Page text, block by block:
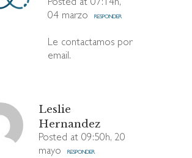
Posted at 07:14h,
04 marzo
RESPONDER
Le contactamos por
email.
Leslie
Hernandez
Posted at 09:50h, 20
mayo
RESPONDER